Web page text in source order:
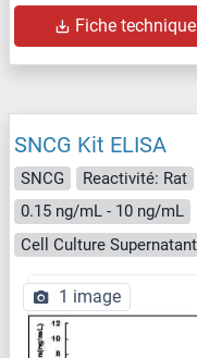
Fiche technique
SNCG Kit ELISA
SNCG Reactivité: Rat
0.15 ng/mL - 10 ng/mL
1 image